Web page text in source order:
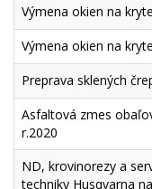
Výmena okien na
Výmena okien na
Preprava sklených
Asfaltová zmes
r.2020
ND, krovinorezy a
techniky Husqvarna